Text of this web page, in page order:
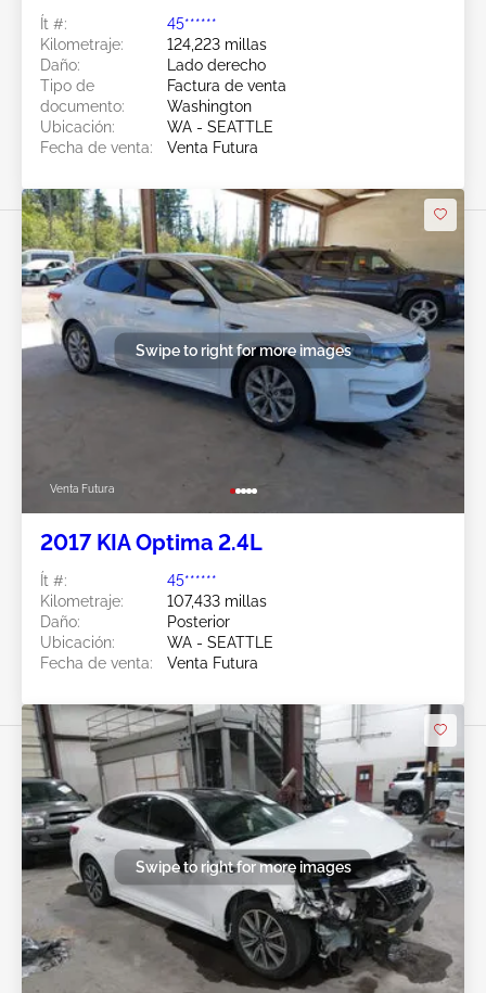
Ít #:
45******
Kilometraje:
124,223 millas
Daño:
Lado derecho
Tipo de
documento:
Factura de venta
Washington
Ubicación:
WA - SEATTLE
Fecha de venta:
Venta Futura
Venta Futura
Swipe to right for more images
2017 KIA Optima 2.4L
Ít #:
45******
Kilometraje:
107,433 millas
Daño:
Posterior
Ubicación:
WA - SEATTLE
Fecha de venta:
Venta Futura
Swipe to right for more images